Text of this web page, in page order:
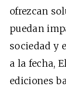
ofrezcan
puedan
sociedad y
a la fecha,
ediciones